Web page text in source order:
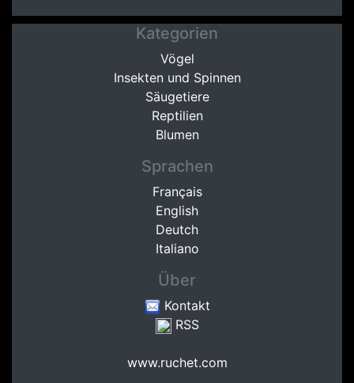
Kategorien
Vögel
Insekten und Spinnen
Säugetiere
Reptilien
Blumen
Sprachen
Français
English
Deutch
Italiano
Über
Kontakt
RSS
www.ruchet.com